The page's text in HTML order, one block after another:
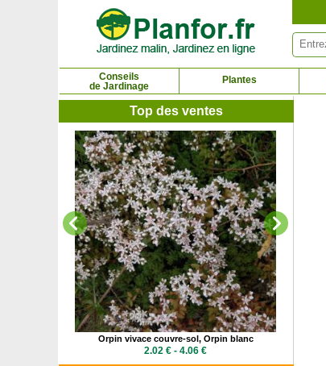
Conseils
de Jardinage
Plantes
Top des ventes
Orpin vivace couvre-sol, Orpin blanc
2.02 € - 4.06 €
Panneau de gestion des cookies